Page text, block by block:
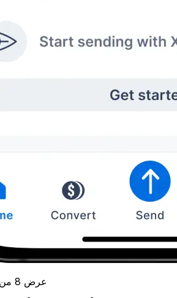
عرض 8 من أزواج العملات الشائعة